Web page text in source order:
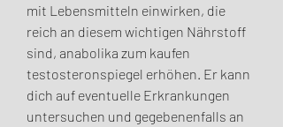
mit Lebensmitteln einwirken, die
reich an diesem wichtigen Nährstoff
sind, anabolika zum kaufen
testosteronspiegel erhöhen. Er kann
dich auf eventuelle Erkrankungen
untersuchen und gegebenenfalls an